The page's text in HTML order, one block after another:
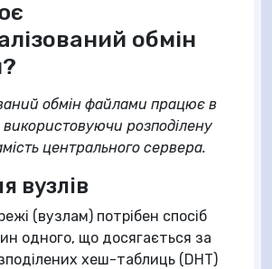
обмін
обмін файлами працює в
розподілену
центрального сервера.
вузлів
(вузлам) потрібен спосіб
одного, що досягається за
хеш-таблиць (DHT)